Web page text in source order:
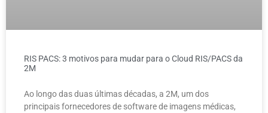
RIS PACS: 3 motivos para mudar para o Cloud RIS/PACS da
2M
Ao longo das duas últimas décadas, a 2M, um dos
principais fornecedores de software de imagens médicas,